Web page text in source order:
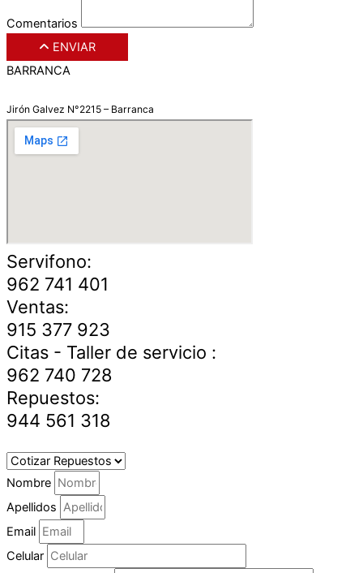
Comentarios
ENVIAR
BARRANCA
Jirón Galvez N°2215 – Barranca
Servifono:
962 741 401
Ventas:
915 377 923
Citas - Taller de servicio :
962 740 728
Repuestos:
944 561 318
Nombre
Apellidos
Email
Celular